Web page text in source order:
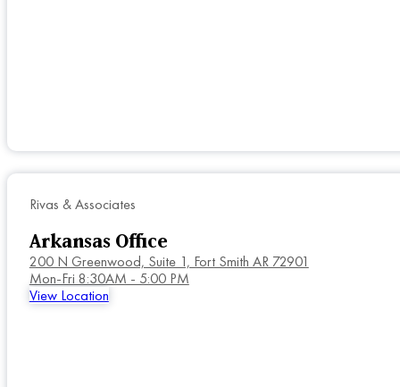
Rivas & Associates
Arkansas Office
200 N Greenwood, Suite 1, Fort Smith AR 72901
Mon-Fri 8:30AM - 5:00 PM
View Location